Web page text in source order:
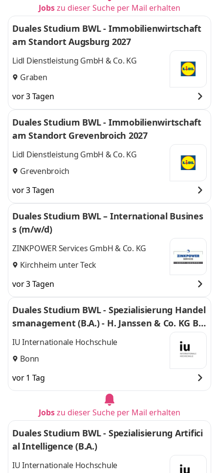
Jobszu dieser Suche per Mail erhalten
Duales Studium BWL - Immobilienwirtschaft
am Standort Augsburg 2027
Lidl Dienstleistung GmbH & Co. KG
Graben
vor 3 Tagen
Duales Studium BWL - Immobilienwirtschaft
am Standort Grevenbroich 2027
Lidl Dienstleistung GmbH & Co. KG
Grevenbroich
vor 3 Tagen
Duales Studium BWL – International Busines
s (m/w/d)
ZINKPOWER Services GmbH & Co. KG
Kirchheim unter Teck
vor 3 Tagen
Duales Studium BWL - Spezialisierung Handel
smanagement (B.A.) - H. Janssen & Co. KG Bo
nn
IU Internationale Hochschule
Bonn
vor 1 Tag
Jobszu dieser Suche per Mail erhalten
Duales Studium BWL - Spezialisierung Artifici
al Intelligence (B.A.)
IU Internationale Hochschule